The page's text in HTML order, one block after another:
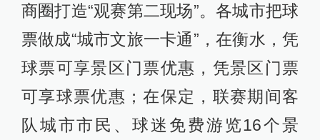
商圈打造“观赛第二现场”。各城市把球
票做成“城市文旅一卡通”，在衡水，凭
球票可享景区门票优惠，凭景区门票
可享球票优惠；在保定，联赛期间客
队城市市民、球迷免费游览16个景